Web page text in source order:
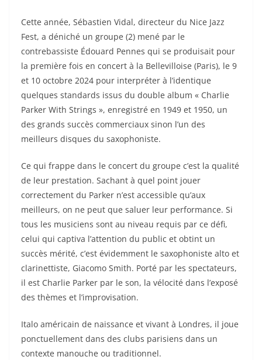
Cette année, Sébastien Vidal, directeur du Nice Jazz
Fest, a déniché un groupe (2) mené par le
contrebassiste Édouard Pennes qui se produisait pour
la première fois en concert à la Bellevilloise (Paris), le 9
et 10 octobre 2024 pour interpréter à l’identique
quelques standards issus du double album « Charlie
Parker With Strings », enregistré en 1949 et 1950, un
des grands succès commerciaux sinon l’un des
meilleurs disques du saxophoniste.
Ce qui frappe dans le concert du groupe c’est la qualité
de leur prestation. Sachant à quel point jouer
correctement du Parker n’est accessible qu’aux
meilleurs, on ne peut que saluer leur performance. Si
tous les musiciens sont au niveau requis par ce défi,
celui qui captiva l’attention du public et obtint un
succès mérité, c’est évidemment le saxophoniste alto et
clarinettiste, Giacomo Smith. Porté par les spectateurs,
il est Charlie Parker par le son, la vélocité dans l’exposé
des thèmes et l’improvisation.
Italo américain de naissance et vivant à Londres, il joue
ponctuellement dans des clubs parisiens dans un
contexte manouche ou traditionnel.